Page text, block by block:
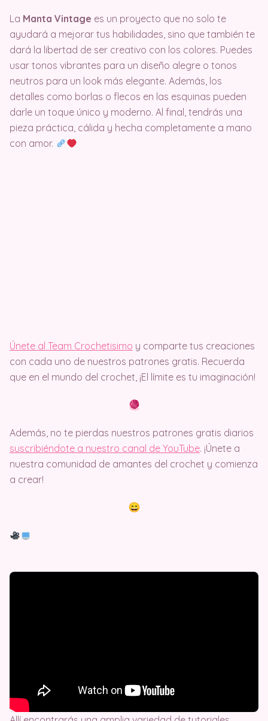
La Manta Vintage es un proyecto que no solo te
ayudará a mejorar tus habilidades, sino que también te
dará la libertad de ser creativo con los colores. Puedes
usar tonos vibrantes para un diseño alegre o tonos
neutros para un look más elegante. Además, los
detalles como borlas o flecos en las esquinas pueden
darle un toque único y moderno. Al final, tendrás una
pieza práctica, cálida y hecha completamente a mano
con amor.
Únete al Team Crochetisimo y comparte tus creaciones
con cada uno de nuestros patrones gratis. Recuerda
que en el mundo del crochet, ¡El límite es tu imaginación!
Además, no te pierdas nuestros patrones gratis diarios
suscribiéndote a nuestro canal de YouTube. ¡Únete a
nuestra comunidad de amantes del crochet y comienza
a crear!